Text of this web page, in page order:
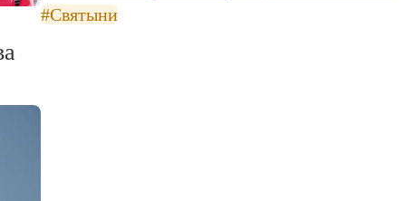
#Святыни